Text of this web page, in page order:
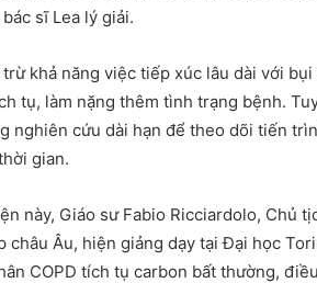
sĩ Lea lý giải.
khả năng việc tiếp xúc lâu dài với
tụ, làm nặng thêm tình trạng bệnh.
nghiên cứu dài hạn để theo dõi tiến
gian.
này, Giáo sư Fabio Ricciardolo, Chủ
châu Âu, hiện giảng dạy tại Đại học
COPD tích tụ carbon bất thường,